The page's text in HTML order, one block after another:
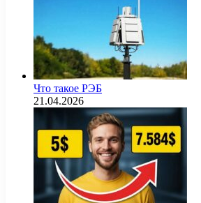
Что такое РЭБ
21.04.2026